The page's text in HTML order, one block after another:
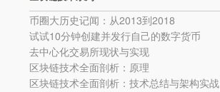
币圈大历史记闻：从2013到2018
试试10分钟创建并发行自己的数字货币
去中心化交易所现状与实现
区块链技术全面剖析：原理
区块链技术全面剖析：技术总结与架构实战